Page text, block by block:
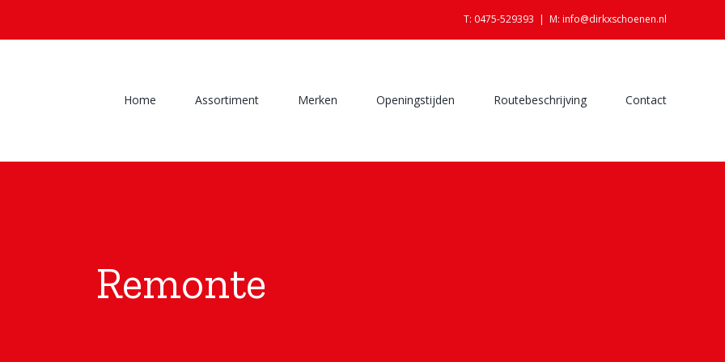
T: 0475-529393 | M: info@dirkxschoenen.nl
Home Assortiment Merken Openingstijden Routebeschrijving Contact
Remonte